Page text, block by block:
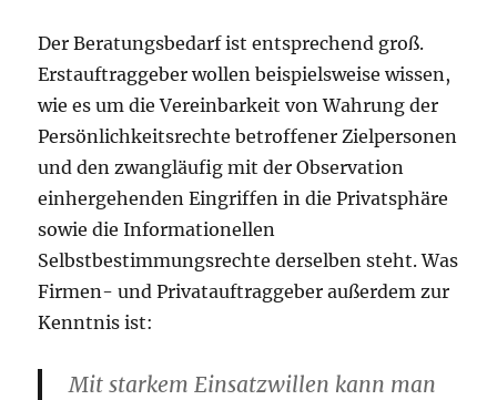
Der Beratungsbedarf ist entsprechend groß.
Erstauftraggeber wollen beispielsweise wissen,
wie es um die Vereinbarkeit von Wahrung der
Persönlichkeitsrechte betroffener Zielpersonen
und den zwangläufig mit der Observation
einhergehenden Eingriffen in die Privatsphäre
sowie die Informationellen
Selbstbestimmungsrechte derselben steht. Was
Firmen- und Privatauftraggeber außerdem zur
Kenntnis ist:
Mit starkem Einsatzwillen kann man